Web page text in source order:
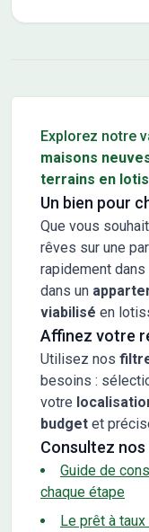
Explorez notre
maisons
terrains en
Un bien pour
Que vous
rêves sur une
rapidement dans
dans un
viabilisé en
Affinez votre
Utilisez nos
besoins :
votre
budget et
Consultez nos
Guide de
chaque étape
Le prêt à